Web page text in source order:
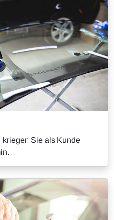
kriegen Sie als Kunde